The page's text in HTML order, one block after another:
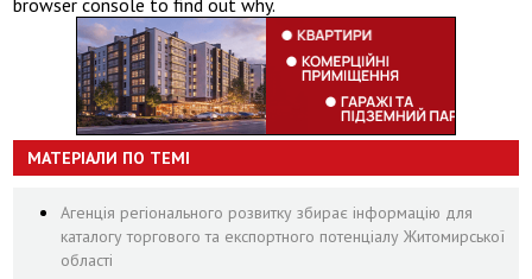
browser console to find out why.
МАТЕРІАЛИ ПО ТЕМІ
Агенція регіонального розвитку збирає інформацію для
каталогу торгового та експортного потенціалу Житомирської
області